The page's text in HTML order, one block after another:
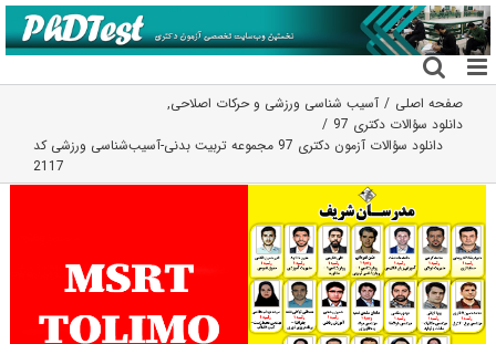
رفتن
به
محتوا
صفحه اصلی آسیب شناسی ورزشی و حرکات اصلاحی,
دانلود سؤالات دکتری 97
دانلود سؤالات آزمون دکتری 97 مجموعه تربیت بدنی-آسیب‌شناسی ورزشی کد
2117